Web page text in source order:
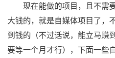
现在能做的项目，且不需
大钱的，就是自媒体项目了，
到钱的（不过话说，能立马赚
要等一个月才行），下面一些